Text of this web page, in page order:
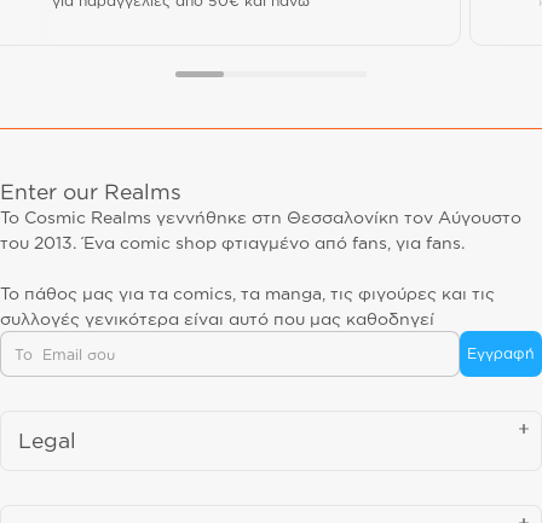
Enter our Realms
Το Cosmic Realms γεννήθηκε στη Θεσσαλονίκη τον Αύγουστο
του 2013. Ένα comic shop φτιαγμένο από fans, για fans.
Το πάθος μας για τα comics, τα manga, τις φιγούρες και τις
συλλογές γενικότερα είναι αυτό που μας καθοδηγεί
Email
Εγγραφή
Legal